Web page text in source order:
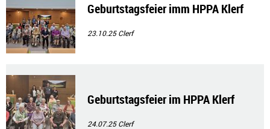
Geburtstagsfeier imm HPPA Klerf
23.10.25Clerf
Geburtstagsfeier im HPPA Klerf
24.07.25Clerf